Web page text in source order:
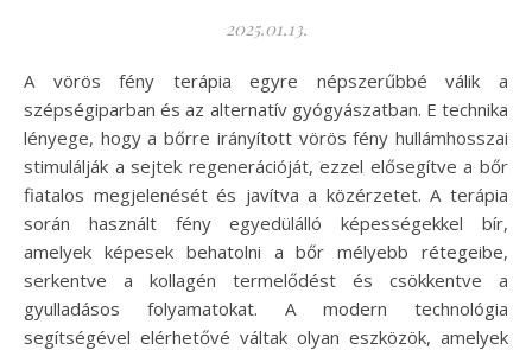
2025.01.13.
A vörös fény terápia egyre népszerűbbé válik a
szépségiparban és az alternatív gyógyászatban. E technika
lényege, hogy a bőrre irányított vörös fény hullámhosszai
stimulálják a sejtek regenerációját, ezzel elősegítve a bőr
fiatalos megjelenését és javítva a közérzetet. A terápia
során használt fény egyedülálló képességekkel bír,
amelyek képesek behatolni a bőr mélyebb rétegeibe,
serkentve a kollagén termelődést és csökkentve a
gyulladásos folyamatokat. A modern technológia
segítségével elérhetővé váltak olyan eszközök, amelyek